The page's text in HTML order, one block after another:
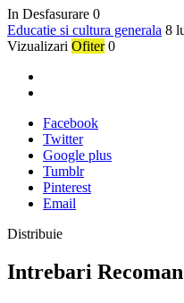
In Desfasurare 0
Educatie si cultura generala 8
Vizualizari Ofiter 0
Facebook
Twitter
Google plus
Tumblr
Pinterest
Email
Distribuie
Intrebari